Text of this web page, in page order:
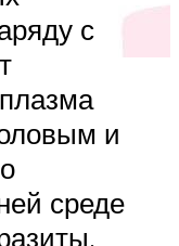
с
и
среде